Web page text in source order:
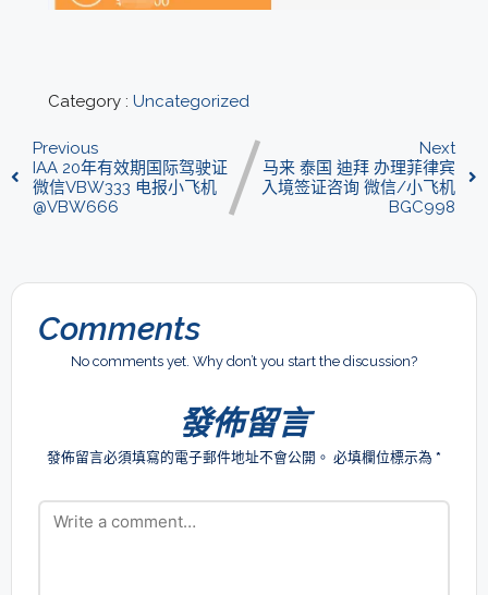
Category : Uncategorized
Previous
IAA 20年有效期国际驾驶证
微信VBW333 电报小飞机
@VBW666
Next
马来 泰国 迪拜 办理菲律宾
入境签证咨询 微信/小飞机
BGC998
Comments
No comments yet. Why don’t you start the discussion?
發佈留言
發佈留言必須填寫的電子郵件地址不會公開。 必填欄位標示為 *